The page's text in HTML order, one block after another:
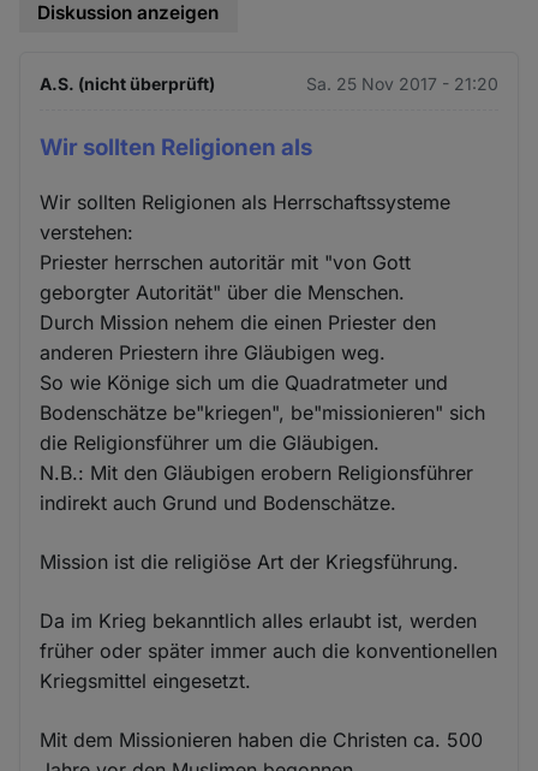
Diskussion anzeigen
A.S. (nicht überprüft) Sa. 25 Nov 2017 - 21:20
Wir sollten Religionen als
Wir sollten Religionen als Herrschaftssysteme
verstehen:
Priester herrschen autoritär mit "von Gott
geborgter Autorität" über die Menschen.
Durch Mission nehem die einen Priester den
anderen Priestern ihre Gläubigen weg.
So wie Könige sich um die Quadratmeter und
Bodenschätze be"kriegen", be"missionieren" sich
die Religionsführer um die Gläubigen.
N.B.: Mit den Gläubigen erobern Religionsführer
indirekt auch Grund und Bodenschätze.
Mission ist die religiöse Art der Kriegsführung.
Da im Krieg bekanntlich alles erlaubt ist, werden
früher oder später immer auch die konventionellen
Kriegsmittel eingesetzt.
Mit dem Missionieren haben die Christen ca. 500